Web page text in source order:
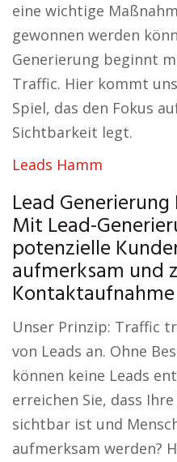
eine wichtige
gewonnen werden
Generierung beginnt
Traffic. Hier kommt
Spiel, das den Fokus
Sichtbarkeit legt.
Leads Hamm
Lead
Mit Lead-
potenzielle
aufmerksam und
Unser Prinzip: Traffic
von Leads an. Ohne
können keine Leads
erreichen Sie, dass
sichtbar ist und
aufmerksam werden?